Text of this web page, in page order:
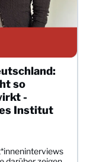
so
-
Institut